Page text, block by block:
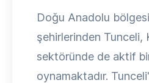
Doğu Anadolu
şehirlerinden Tunceli,
sektöründe de aktif
oynamaktadır.